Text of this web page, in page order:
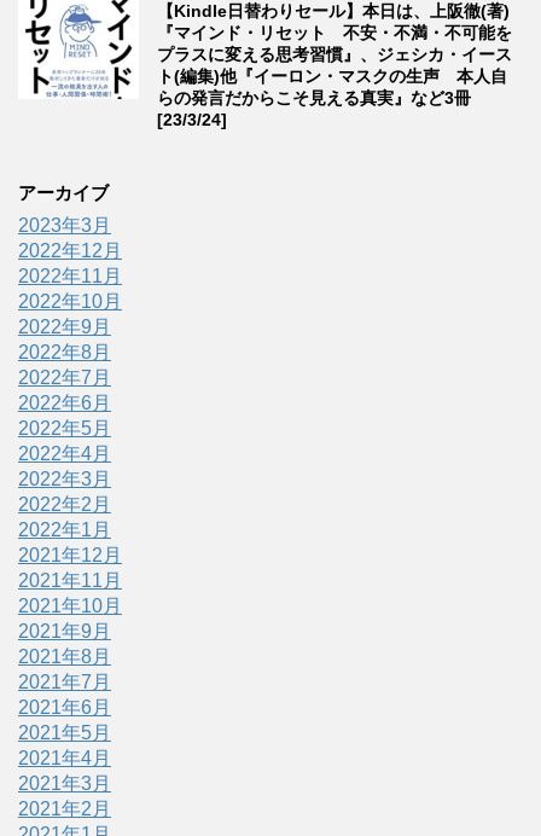
【Kindle日替わりセール】本日は、上阪徹(著)
『マインド・リセット 不安・不満・不可能を
プラスに変える思考習慣』、ジェシカ・イース
ト(編集)他『イーロン・マスクの生声 本人自
らの発言だからこそ見える真実』など3冊
[23/3/24]
アーカイブ
2023年3月
2022年12月
2022年11月
2022年10月
2022年9月
2022年8月
2022年7月
2022年6月
2022年5月
2022年4月
2022年3月
2022年2月
2022年1月
2021年12月
2021年11月
2021年10月
2021年9月
2021年8月
2021年7月
2021年6月
2021年5月
2021年4月
2021年3月
2021年2月